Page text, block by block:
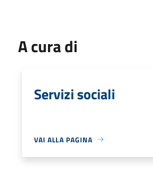
A cura di
Servizi sociali
VAI ALLA PAGINA